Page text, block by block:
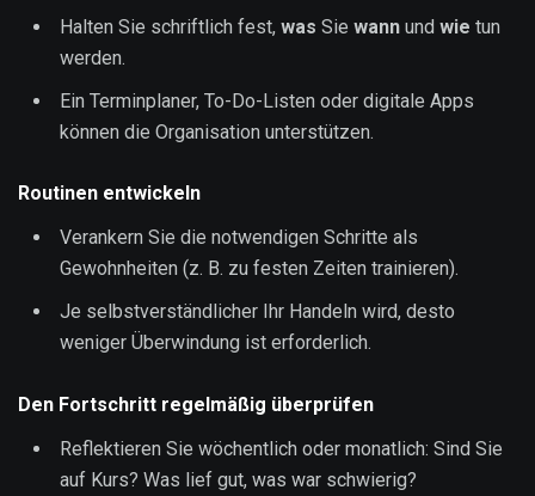
Halten Sie schriftlich fest, was Sie wann und wie tun
werden.
Ein Terminplaner, To-Do-Listen oder digitale Apps
können die Organisation unterstützen.
Routinen entwickeln
Verankern Sie die notwendigen Schritte als
Gewohnheiten (z. B. zu festen Zeiten trainieren).
Je selbstverständlicher Ihr Handeln wird, desto
weniger Überwindung ist erforderlich.
Den Fortschritt regelmäßig überprüfen
Reflektieren Sie wöchentlich oder monatlich: Sind Sie
auf Kurs? Was lief gut, was war schwierig?